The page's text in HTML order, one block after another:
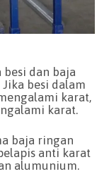
besi dan baja
besi dalam
karat,
karat.
baja ringan
anti karat
alumunium.